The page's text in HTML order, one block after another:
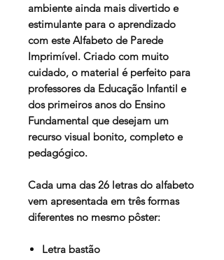
ambiente ainda mais divertido e
estimulante para o aprendizado
com esteAlfabeto de Parede
Imprimível. Criado com muito
cuidado, o material é perfeito para
professores da Educação Infantil e
dos primeiros anos do Ensino
Fundamental que desejam um
recurso visual bonito, completo e
pedagógico.
Cada uma das 26 letras do alfabeto
vem apresentada em três formas
diferentes no mesmo pôster:
Letra bastão